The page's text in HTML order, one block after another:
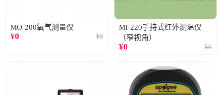
MO-200氧气测量仪
¥0 ¥0
MI-220手持式红外测温仪
（窄视角）
¥0 ¥0